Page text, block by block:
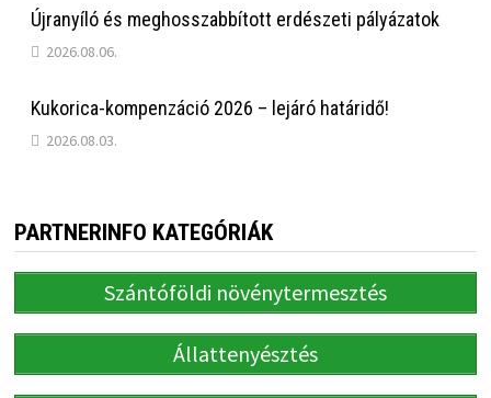
Újranyíló és meghosszabbított erdészeti pályázatok
2026.08.06.
Kukorica-kompenzáció 2026 – lejáró határidő!
2026.08.03.
PARTNERINFO KATEGÓRIÁK
Szántóföldi növénytermesztés
Állattenyésztés